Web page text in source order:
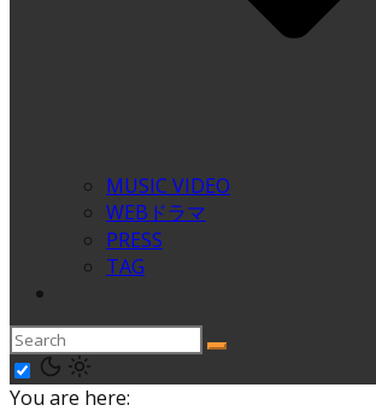
MUSIC VIDEO
WEBドラマ
PRESS
TAG
You are here: